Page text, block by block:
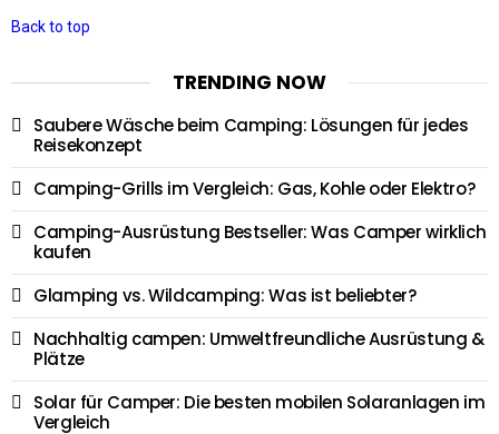
Back to top
TRENDING NOW
Saubere Wäsche beim Camping: Lösungen für jedes
Reisekonzept
Camping-Grills im Vergleich: Gas, Kohle oder Elektro?
Camping-Ausrüstung Bestseller: Was Camper wirklich
kaufen
Glamping vs. Wildcamping: Was ist beliebter?
Nachhaltig campen: Umweltfreundliche Ausrüstung &
Plätze
Solar für Camper: Die besten mobilen Solaranlagen im
Vergleich